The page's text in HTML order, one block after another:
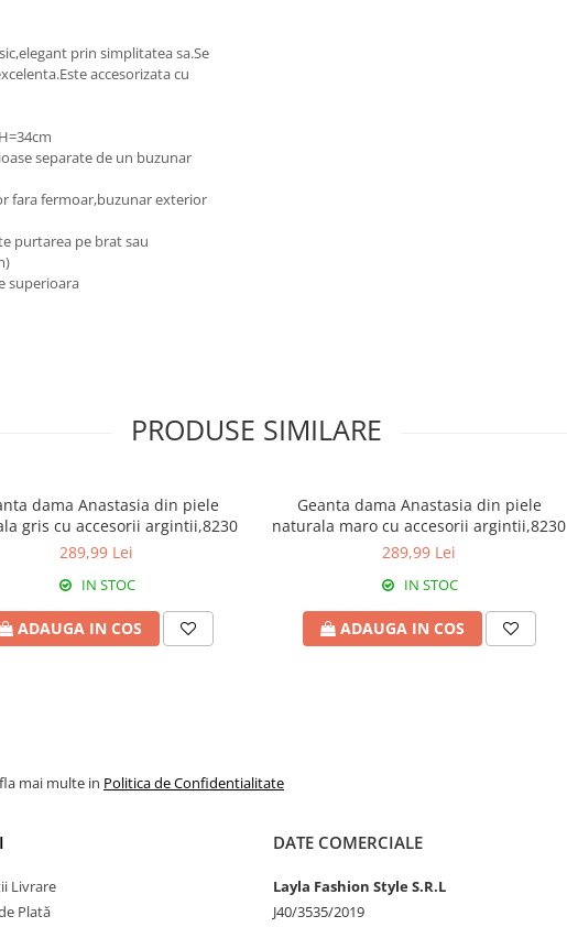
prin simplitatea sa.Se
accesorizata cu
separate de un buzunar
fara fermoar,buzunar exterior
purtarea pe brat sau
superioara
PRODUSE SIMILARE
dama Anastasia din piele
gris cu accesorii argintii,8230
289,99 Lei
IN STOC
ADAUGA IN COS
Geanta dama Anastasia din piele
naturala maro cu accesorii argintii,8230
289,99 Lei
IN STOC
ADAUGA IN COS
mai multe in Politica de Confidentialitate
Livrare
Plată
DATE COMERCIALE
Layla Fashion Style S.R.L
J40/3535/2019